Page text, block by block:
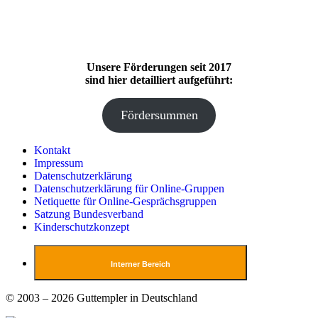
Unsere Förderungen seit 2017
sind hier detailliert aufgeführt:
Fördersummen
Kontakt
Impressum
Datenschutzerklärung
Datenschutzerklärung für Online-Gruppen
Netiquette für Online-Gesprächsgruppen
Satzung Bundesverband
Kinderschutzkonzept
Interner Bereich
© 2003 – 2026 Guttempler in Deutschland